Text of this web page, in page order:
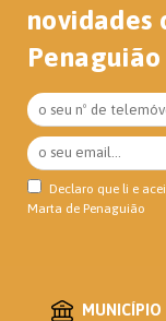
novidades
Penaguião
Declaro que li e
Marta de Penaguião
MUNICÍPIO